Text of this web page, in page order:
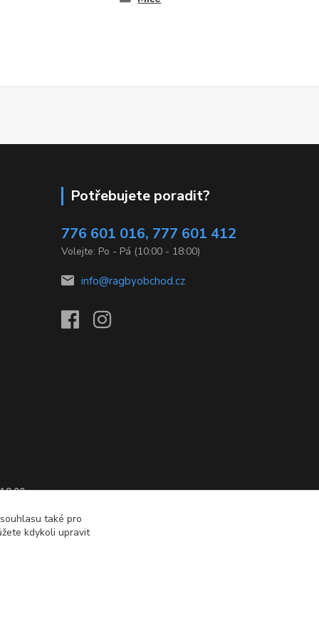
Potřebujete poradit?
776 601 016, 777 601 412
Volejte: Po - Pá (10:00 - 18:00)
info@ragbyobchod.cz
také pro
kdykoli upravit